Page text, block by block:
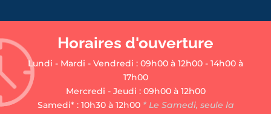
Horaires d'ouverture
Lundi - Mardi - Vendredi : 09h00 à 12h00 - 14h00 à
17h00
Mercredi - Jeudi : 09h00 à 12h00
Samedi* : 10h30 à 12h00* Le Samedi, seule la